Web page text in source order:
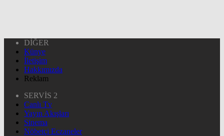
DİĞER
Künye
İletişim
Hakkımızda
Reklam
SERVİS 2
Canlı Tv
Yayın Akışları
Sinema
Nöbetçi Eczaneler